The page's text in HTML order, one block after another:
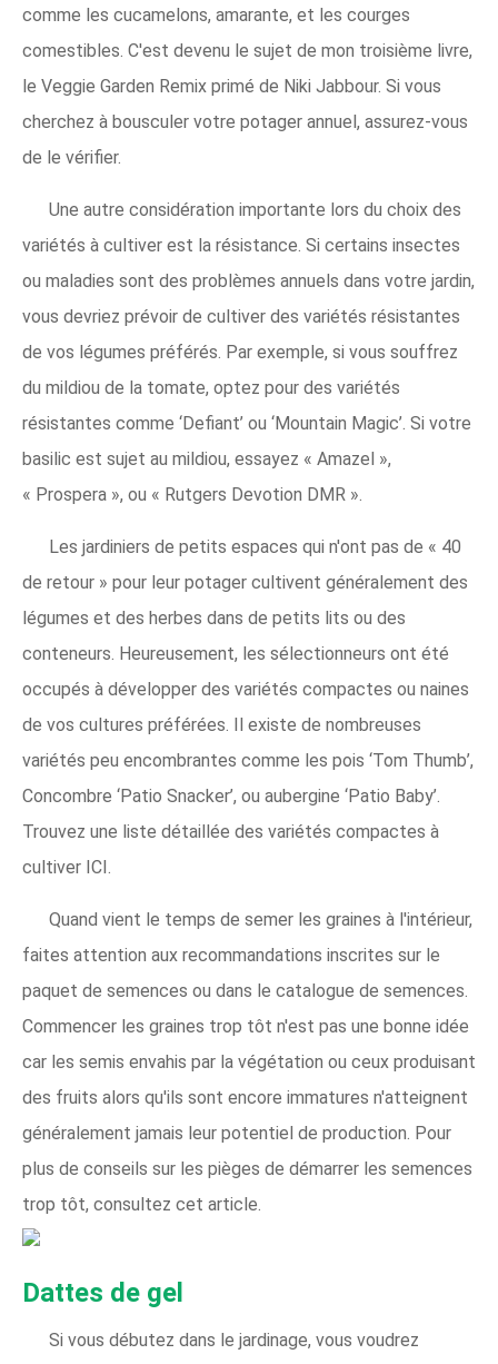
comme les cucamelons, amarante, et les courges
comestibles. C'est devenu le sujet de mon troisième livre,
le Veggie Garden Remix primé de Niki Jabbour. Si vous
cherchez à bousculer votre potager annuel, assurez-vous
de le vérifier.
Une autre considération importante lors du choix des
variétés à cultiver est la résistance. Si certains insectes
ou maladies sont des problèmes annuels dans votre jardin,
vous devriez prévoir de cultiver des variétés résistantes
de vos légumes préférés. Par exemple, si vous souffrez
du mildiou de la tomate, optez pour des variétés
résistantes comme ‘Defiant’ ou ‘Mountain Magic’. Si votre
basilic est sujet au mildiou, essayez « Amazel »,
« Prospera », ou « Rutgers Devotion DMR ».
Les jardiniers de petits espaces qui n'ont pas de « 40
de retour » pour leur potager cultivent généralement des
légumes et des herbes dans de petits lits ou des
conteneurs. Heureusement, les sélectionneurs ont été
occupés à développer des variétés compactes ou naines
de vos cultures préférées. Il existe de nombreuses
variétés peu encombrantes comme les pois ‘Tom Thumb’,
Concombre ‘Patio Snacker’, ou aubergine ‘Patio Baby’.
Trouvez une liste détaillée des variétés compactes à
cultiver ICI.
Quand vient le temps de semer les graines à l'intérieur,
faites attention aux recommandations inscrites sur le
paquet de semences ou dans le catalogue de semences.
Commencer les graines trop tôt n'est pas une bonne idée
car les semis envahis par la végétation ou ceux produisant
des fruits alors qu'ils sont encore immatures n'atteignent
généralement jamais leur potentiel de production. Pour
plus de conseils sur les pièges de démarrer les semences
trop tôt, consultez cet article.
Dattes de gel
Si vous débutez dans le jardinage, vous voudrez